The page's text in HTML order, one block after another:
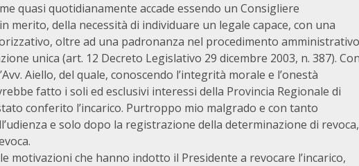
quasi quotidianamente accade essendo un Consigliere
merito, della necessità di individuare un legale capace, con una
oltre ad una padronanza nel procedimento amministrativo
unica (art. 12 Decreto Legislativo 29 dicembre 2003, n. 387).
Aiello, del quale, conoscendo l’integrità morale e l’onestà
fatto i soli ed esclusivi interessi della Provincia Regionale di
conferito l’incarico. Purtroppo mio malgrado e con tanto
e solo dopo la registrazione della determinazione di revoca,
motivazioni che hanno indotto il Presidente a revocare l’incarico,